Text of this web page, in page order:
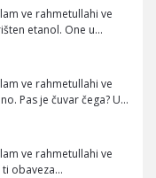
ve rahmetullahi ve
etanol. One u…
ve rahmetullahi ve
Pas je čuvar čega? U…
ve rahmetullahi ve
ti obaveza…